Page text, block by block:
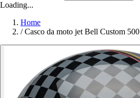
Loading...
Home
/ Casco da moto jet Bell Custom 500